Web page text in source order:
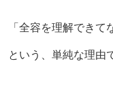
「全容を理解できて
という、単純な理由